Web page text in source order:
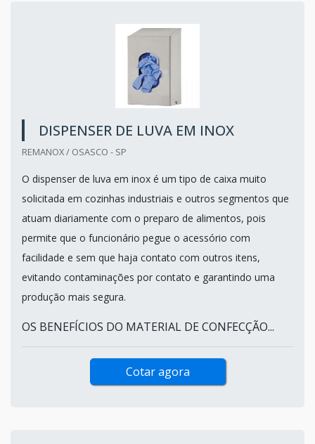
DISPENSER DE LUVA EM INOX
REMANOX / OSASCO - SP
O dispenser de luva em inox é um tipo de caixa muito
solicitada em cozinhas industriais e outros segmentos que
atuam diariamente com o preparo de alimentos, pois
permite que o funcionário pegue o acessório com
facilidade e sem que haja contato com outros itens,
evitando contaminações por contato e garantindo uma
produção mais segura.
OS BENEFÍCIOS DO MATERIAL DE CONFECÇÃO...
Cotar agora